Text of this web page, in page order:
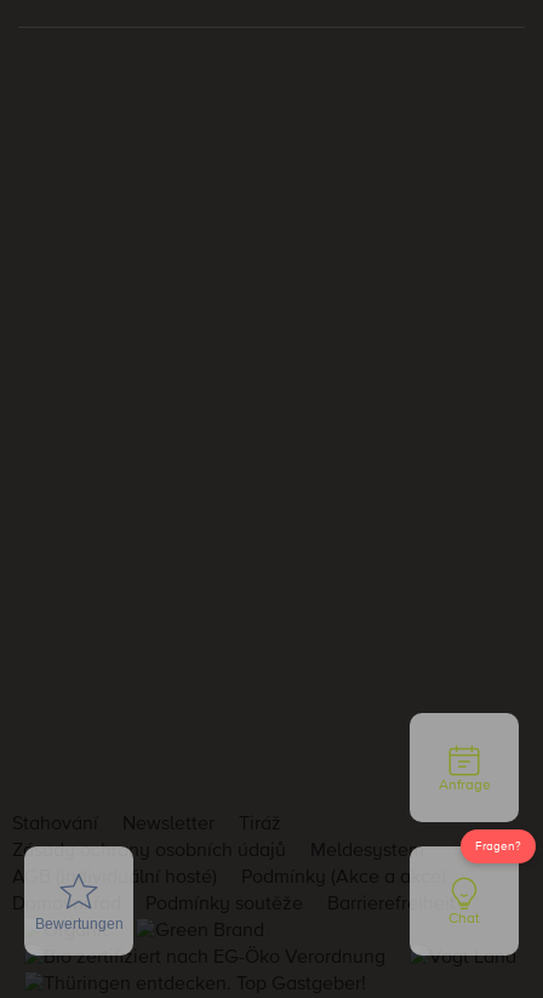
Anfrage
Chat
Bewertungen
Stahování Newsletter
Tiráž
Zásady ochrany osobních údajů
Meldesystem
AGB (individuální hosté)
Podmínky (Akce a akce)
Domovní řád
Podmínky soutěže Barrierefreiheit